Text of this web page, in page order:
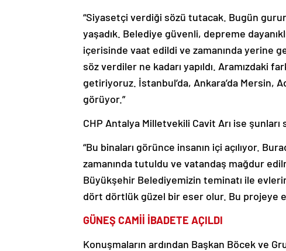
“Siyasetçi verdiği sözü tutacak. Bugün
yaşadık. Belediye güvenli, depreme
içerisinde vaat edildi ve zamanında yerine
söz verdiler ne kadarı yapıldı. Aramızdaki
getiriyoruz. İstanbul’da, Ankara’da Mersin,
görüyor.”
CHP Antalya Milletvekili Cavit Arı ise şunları
“Bu binaları görünce insanın içi açılıyor.
zamanında tutuldu ve vatandaş mağdur
Büyükşehir Belediyemizin teminatı ile
dört dörtlük güzel bir eser olur. Bu projeye
GÜNEŞ CAMİİ İBADETE AÇILDI
Konuşmaların ardından Başkan Böcek ve